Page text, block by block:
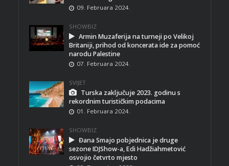
09. Februara 2024.
SHOWBIZ
Armin Muzaferija na turneji po Velikoj
Britaniji, prihod od koncerata ide za pomoć
narodu Palestine
07. Februara 2024.
SVIJET
Turska zaključuje 2023. godinu s
rekordnim turističkim podacima
01. Februara 2024.
SHOWBIZ
Đana Smajo pobjednica je druge
sezone IDJShow-a, Edi Hadžiahmetović
osvojio četvrto mjesto